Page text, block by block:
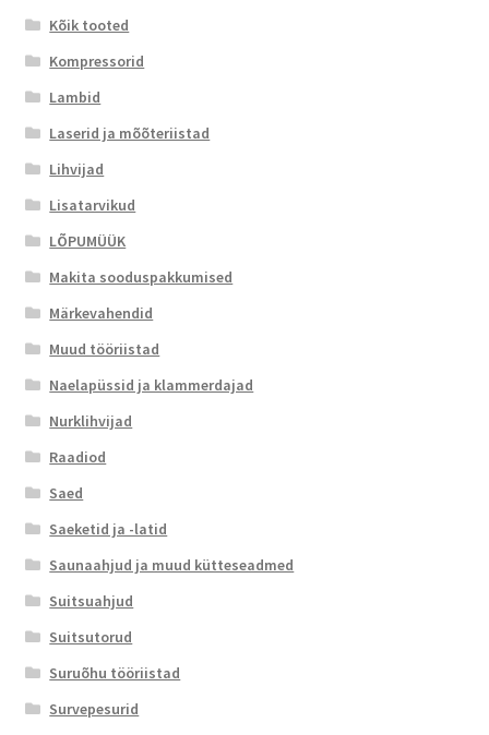
Kõik tooted
Kompressorid
Lambid
Laserid ja mõõteriistad
Lihvijad
Lisatarvikud
LÕPUMÜÜK
Makita sooduspakkumised
Märkevahendid
Muud tööriistad
Naelapüssid ja klammerdajad
Nurklihvijad
Raadiod
Saed
Saeketid ja -latid
Saunaahjud ja muud kütteseadmed
Suitsuahjud
Suitsutorud
Suruõhu tööriistad
Survepesurid